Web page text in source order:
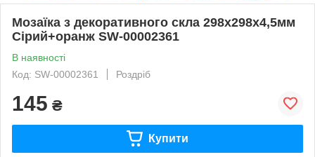
Мозаїка з декоративного скла 298х298х4,5мм
Сірий+оранж SW-00002361
В наявності
Код: SW-00002361
Роздріб
145 ₴
Купити